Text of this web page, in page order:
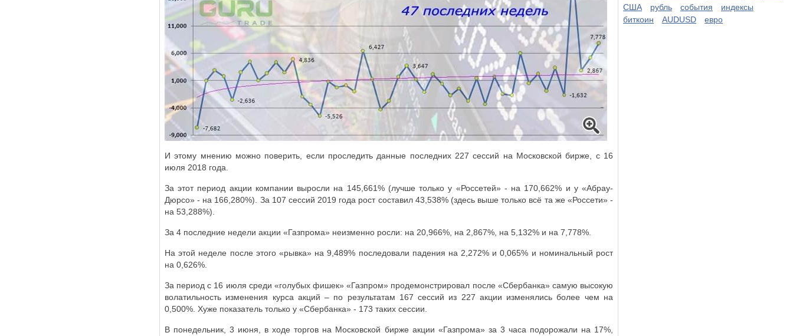
И этому мнению можно поверить, если проследить данные последних 227 сессий на Московской бирже, с 16
июля 2018 года.
За этот период акции компании выросли на 145,661% (лучше только у «Россетей» - на 170,662% и у «Абрау-
Дюрсо» - на 166,280%). За 107 сессий 2019 года рост составил 43,538% (здесь выше только всё та же «Россети» -
на 53,288%).
За 4 последние недели акции «Газпрома» неизменно росли: на 20,966%, на 2,867%, на 5,132% и на 7,778%.
На этой неделе после этого «рывка» на 9,489% последовали падения на 2,272% и 0,065% и номинальный рост
на 0,626%.
За период с 16 июля среди «голубых фишек» «Газпром» продемонстрировал после «Сбербанка» самую высокую
волатильность изменения курса акций – по результатам 167 сессий из 227 акции изменялись более чем на
0,500%. Хуже показатель только у «Сбербанка» - 173 таких сессии.
В понедельник, 3 июня, в ходе торгов на Московской бирже акции «Газпрома» за 3 часа подорожали на 17%,
США
рубль события
индексы
биткоин
AUDUSD евро